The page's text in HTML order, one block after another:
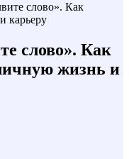
слово». Как
карьеру
слово». Как
жизнь и